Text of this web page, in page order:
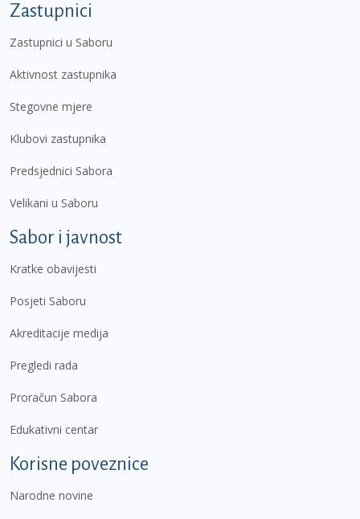
Zastupnici
Zastupnici u Saboru
Aktivnost zastupnika
Stegovne mjere
Klubovi zastupnika
Predsjednici Sabora
Velikani u Saboru
Sabor i javnost
Kratke obavijesti
Posjeti Saboru
Akreditacije medija
Pregledi rada
Proračun Sabora
Edukativni centar
Korisne poveznice
Narodne novine